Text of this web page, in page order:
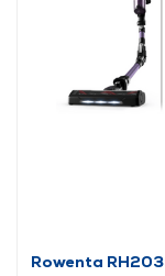
Rowenta